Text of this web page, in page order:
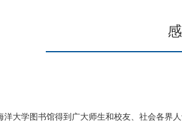
洋大学图书馆得到广大师生和校友、社会各界